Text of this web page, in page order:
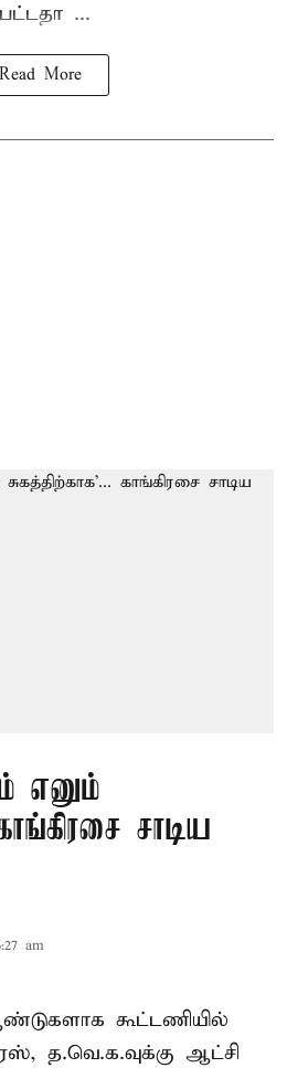
...
Read More
எனும்
சாடிய
am
கூட்டணியில்
த.வெ.க.வுக்கு ஆட்சி